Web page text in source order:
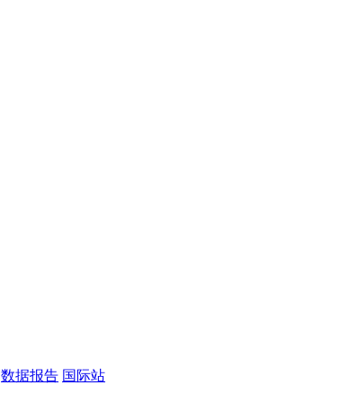
数据报告 国际站